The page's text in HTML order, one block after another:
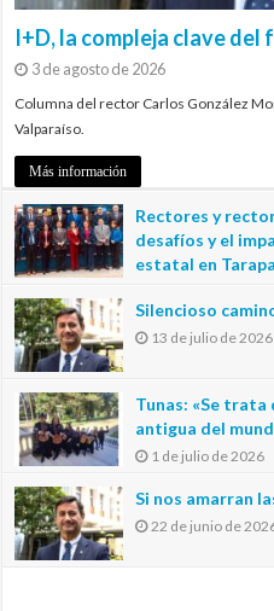
I+D, la compleja clave del
3 de agosto de 2026
Columna del rector Carlos González
Valparaíso.
Más información
Rectores y
desafíos y el
estatal en
Silencioso
13 de julio de 2026
Tunas: «Se
antigua del
1 de julio de 2026
Si nos amarran
22 de junio de